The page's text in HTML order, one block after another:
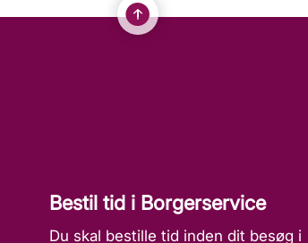
Bestil tid i Borgerservice
Du skal bestille tid inden dit besøg i